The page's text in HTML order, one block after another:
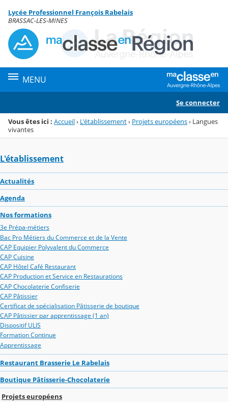
Menu de la rubrique
Contenu
Lycée Professionnel François Rabelais
BRASSAC-LES-MINES
MENU
Se connecter
Vous êtes ici : Accueil› L'établissement› Projets européens› Langues
vivantes
L'établissement
Actualités
Agenda
Nos formations
3e Prépa-métiers
Bac Pro Métiers du Commerce et de la Vente
CAP Equipier Polyvalent du Commerce
CAP Cuisine
CAP Hôtel Café Restaurant
CAP Production et Service en Restaurations
CAP Chocolaterie Confiserie
CAP Pâtissier
Certificat de spécialisation Pâtisserie de boutique
CAP Pâtissier par apprentissage (1 an)
Dispositif ULIS
Formation Continue
Apprentissage
Restaurant Brasserie Le Rabelais
Boutique Pâtisserie-Chocolaterie
Projets européens